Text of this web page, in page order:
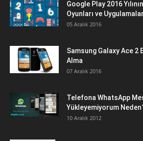
Google Play 2016
Oyunları ve
05 Aralık 2016
Samsung Galaxy Ace 2
Alma
07 Aralık 2016
Telefona WhatsApp
Yükleyemiyorum
10 Aralık 2012